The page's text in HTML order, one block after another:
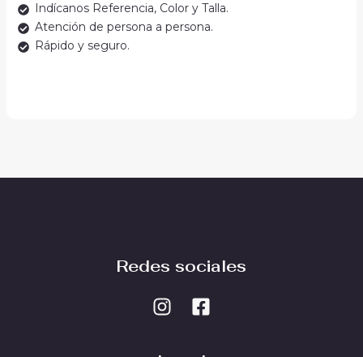
Indícanos Referencia, Color y Talla.
Atención de persona a persona.
Rápido y seguro.
Redes sociales